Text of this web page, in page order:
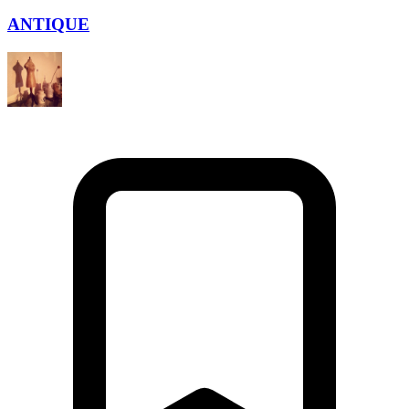
ANTIQUE